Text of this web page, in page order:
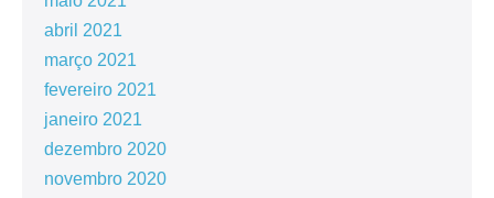
abril 2021
março 2021
fevereiro 2021
janeiro 2021
dezembro 2020
novembro 2020